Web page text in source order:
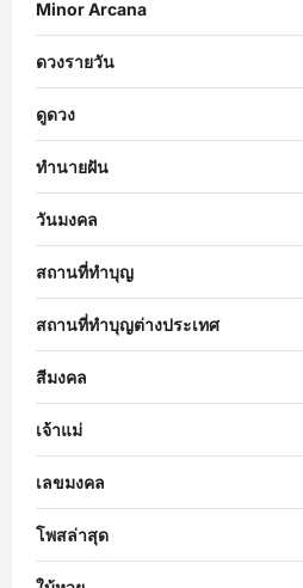
Minor Arcana
ดวงรายวัน
ดูดวง
ทำนายฝัน
วันมงคล
สถานที่ทำบุญ
สถานที่ทำบุญต่างประเทศ
สีมงคล
เจ้าแม่
เลขมงคล
โพสล่าสุด